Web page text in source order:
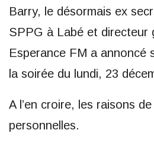
Barry, le désormais ex
SPPG à Labé et directeur
Esperance FM a annoncé
la soirée du lundi, 23
A l’en croire, les raisons
personnelles.